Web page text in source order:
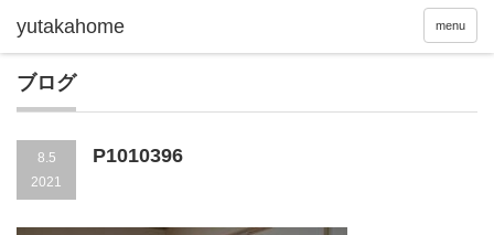
menu
ブログ
8.5
2021
P1010396